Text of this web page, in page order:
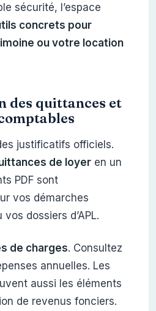
sécurité, l’espace
concrets pour
ou votre location
des quittances et
justificatifs officiels.
de loyeren un
PDF sont
vos démarches
dossiers d’APL.
de charges. Consultez
annuelles. Les
aussi les éléments
de revenus fonciers.